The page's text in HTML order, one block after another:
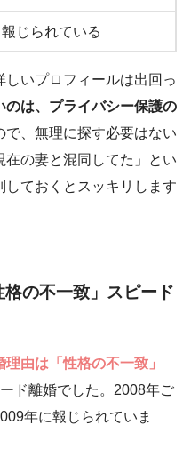
じられている
いプロフィールは出回っ
のは、プライバシー保護の
で、無理に探す必要はない
の妻と混同してた」とい
しておくとスッキリします
の不一致」スピード
由は「性格の不一致」
ド離婚でした。2008年ご
年に報じられていま